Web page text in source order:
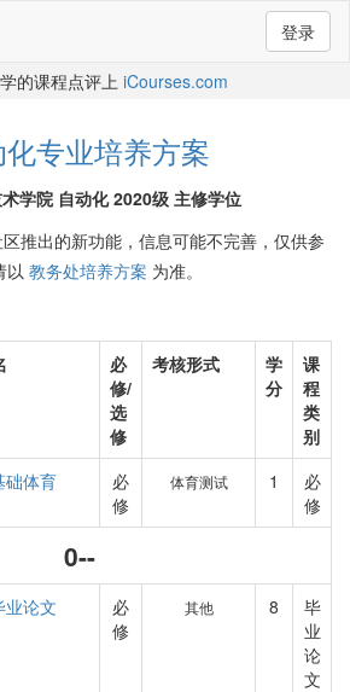
登录
的课程点评上 iCourses.com
化专业培养方案
学院 自动化 2020级 主修学位
推出的新功能，信息可能不完善，仅供参
以 教务处培养方案 为准。
必
修/
选
修
考核形式
学
分
课
程
类
别
础体育
必
修
体育测试 1
必
修
0--
业论文
必
修
其他 8
毕
业
论
文